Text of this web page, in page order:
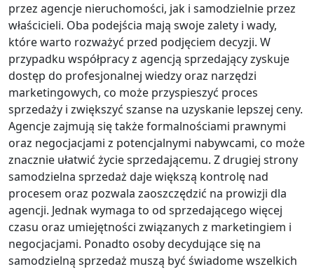
przez agencje nieruchomości, jak i samodzielnie przez
właścicieli. Oba podejścia mają swoje zalety i wady,
które warto rozważyć przed podjęciem decyzji. W
przypadku współpracy z agencją sprzedający zyskuje
dostęp do profesjonalnej wiedzy oraz narzędzi
marketingowych, co może przyspieszyć proces
sprzedaży i zwiększyć szanse na uzyskanie lepszej ceny.
Agencje zajmują się także formalnościami prawnymi
oraz negocjacjami z potencjalnymi nabywcami, co może
znacznie ułatwić życie sprzedającemu. Z drugiej strony
samodzielna sprzedaż daje większą kontrolę nad
procesem oraz pozwala zaoszczędzić na prowizji dla
agencji. Jednak wymaga to od sprzedającego więcej
czasu oraz umiejętności związanych z marketingiem i
negocjacjami. Ponadto osoby decydujące się na
samodzielną sprzedaż muszą być świadome wszelkich